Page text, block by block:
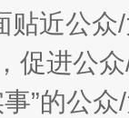
生
贴近公
促进公
”的公